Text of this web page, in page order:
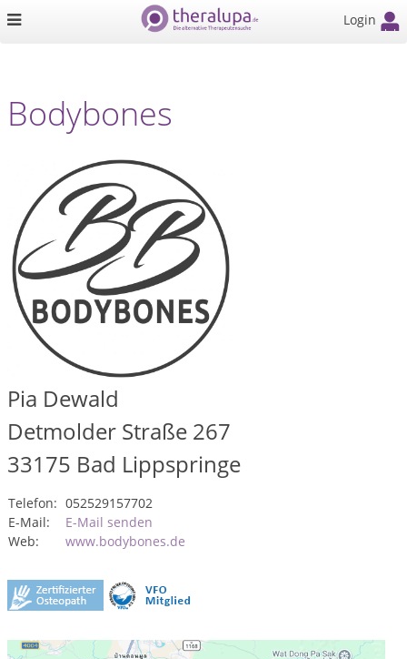
Login
Bodybones
Pia Dewald
Detmolder Straße 267
33175 Bad Lippspringe
Telefon: 052529157702
E-Mail:
E-Mail senden
Web:
www.bodybones.de